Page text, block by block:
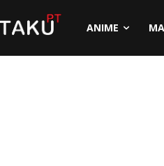
ANIME